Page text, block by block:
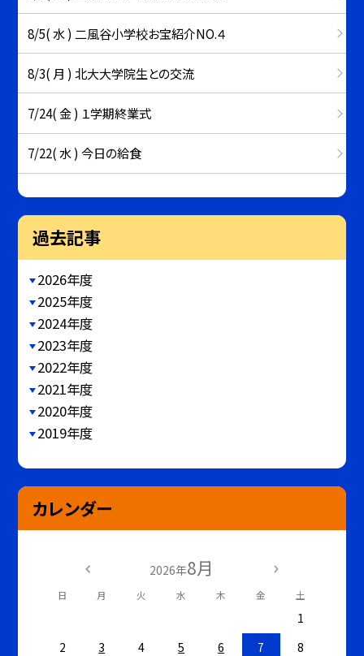
8/5( 水 ) 二風谷小学校お宝紹介NO.４
8/3( 月 ) 北大大学院生との交流
7/24( 金 ) １学期終業式
7/22( 水 ) 今日の給食
過去記事
2026年度
2025年度
2024年度
2023年度
2022年度
2021年度
2020年度
2019年度
カレンダー
2026年8月
日 月 火 水 木 金 土
1
2
3 4 5 6 7
8